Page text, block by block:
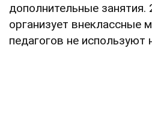
дополнительные занятия.
организует внеклассные
педагогов не используют